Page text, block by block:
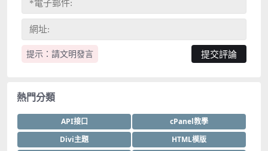
提示：請文明發言
熱門分類
API接口
cPanel教學
Divi主題
HTML模版